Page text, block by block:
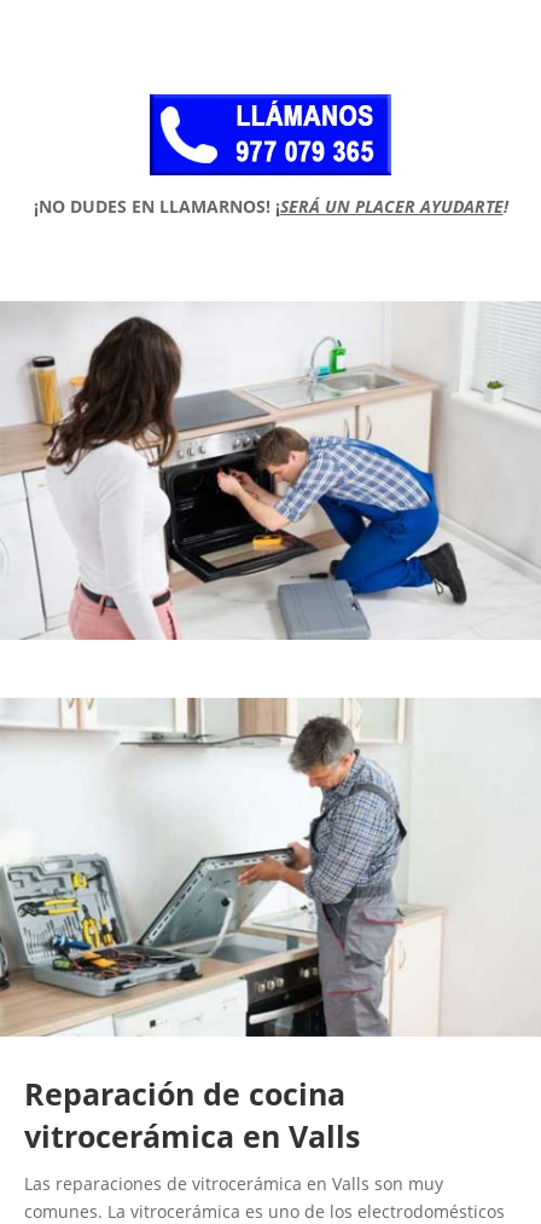
¡NO DUDES EN LLAMARNOS! ¡SERÁ UN PLACER AYUDARTE!
Reparación de cocina
vitrocerámica en Valls
Las reparaciones de vitrocerámica en Valls son muy
comunes. La vitrocerámica es uno de los electrodomésticos